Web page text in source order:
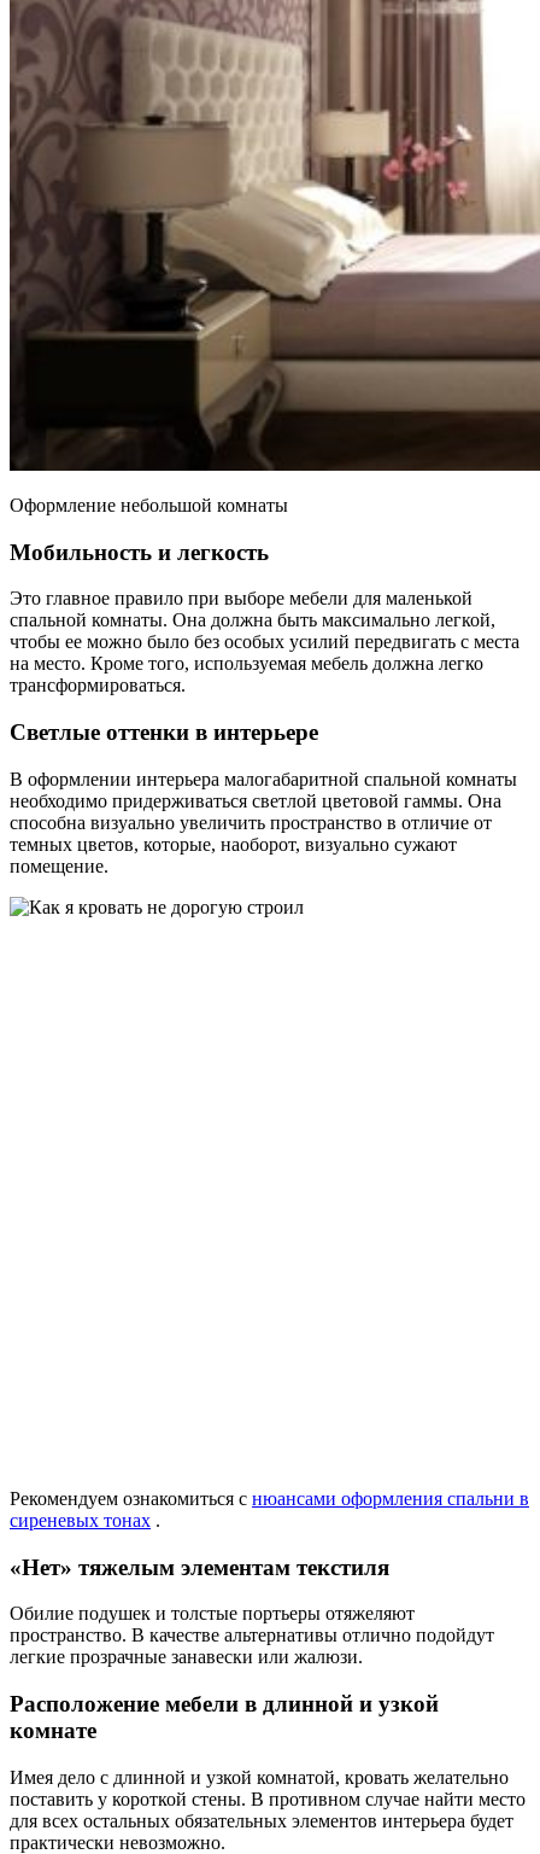
Оформление небольшой комнаты
Мобильность и легкость
Это главное правило при выборе мебели для маленькой
спальной комнаты. Она должна быть максимально легкой,
чтобы ее можно было без особых усилий передвигать с места
на место. Кроме того, используемая мебель должна легко
трансформироваться.
Светлые оттенки в интерьере
В оформлении интерьера малогабаритной спальной комнаты
необходимо придерживаться светлой цветовой гаммы. Она
способна визуально увеличить пространство в отличие от
темных цветов, которые, наоборот, визуально сужают
помещение.
Рекомендуем ознакомиться с нюансами оформления спальни в
сиреневых тонах .
«Нет» тяжелым элементам текстиля
Обилие подушек и толстые портьеры отяжеляют
пространство. В качестве альтернативы отлично подойдут
легкие прозрачные занавески или жалюзи.
Расположение мебели в длинной и узкой
комнате
Имея дело с длинной и узкой комнатой, кровать желательно
поставить у короткой стены. В противном случае найти место
для всех остальных обязательных элементов интерьера будет
практически невозможно.